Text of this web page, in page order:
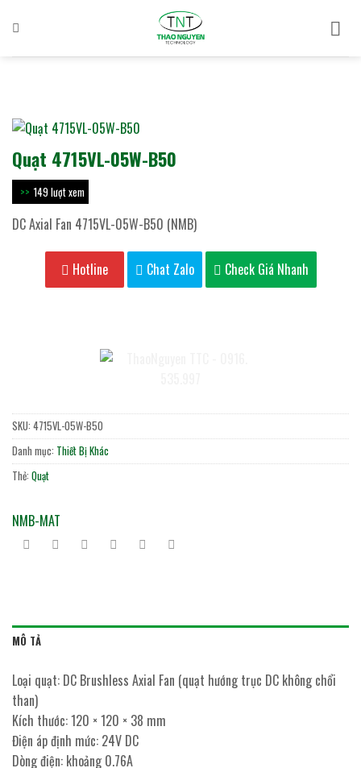
qua
Quạt 4715VL-05W-B50
149 lượt xem
DC Axial Fan 4715VL-05W-B50 (NMB)
Hotline Chat Zalo Check Giá Nhanh
SKU: 4715VL-05W-B50
Danh mục: Thiết Bị Khác
Thẻ: Quạt
NMB-MAT
MÔ TẢ
Loại quạt: DC Brushless Axial Fan (quạt hướng trục DC không chổi
than)
Kích thước: 120 × 120 × 38 mm
Điện áp định mức: 24V DC
Dòng điện: khoảng 0.76A